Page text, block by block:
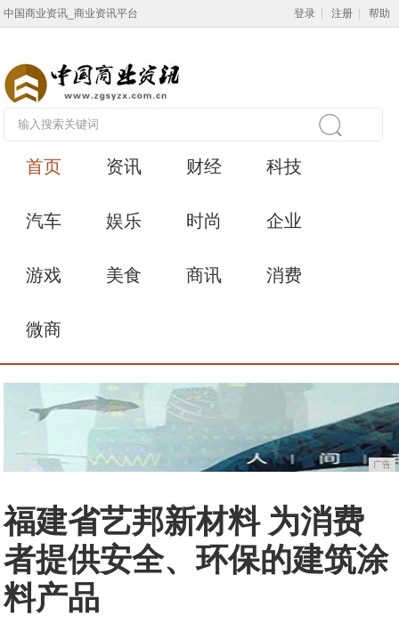
中国商业资讯_商业资讯平台 登录 注册 帮助
首页 资讯 财经 科技
汽车 娱乐 时尚 企业
游戏 美食 商讯 消费
微商
广告
福建省艺邦新材料 为消费
者提供安全、环保的建筑涂
料产品